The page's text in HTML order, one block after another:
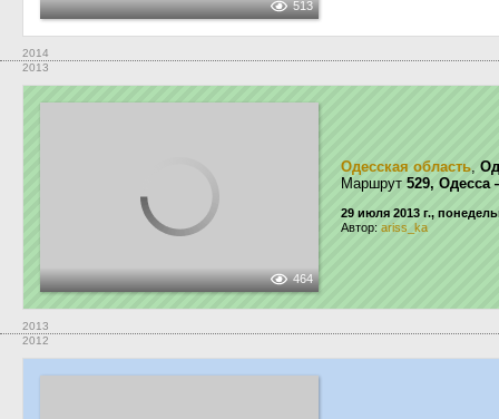
513
2014
2013
464
Одесская область,
Маршрут 529,
29 июля 2013 г.,
Автор: ariss_ka
2013
2012